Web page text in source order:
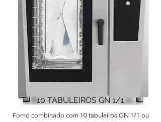
10 TABULEIROS GN 1/1
Forno combinado com 10 tabuleiros GN 1/1 ou